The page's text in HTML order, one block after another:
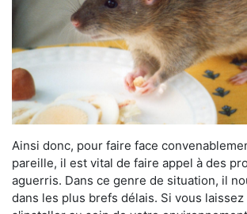
Ainsi donc, pour faire face
pareille, il est vital de faire appel à des
aguerris. Dans ce genre de situation, il
dans les plus brefs délais. Si vous